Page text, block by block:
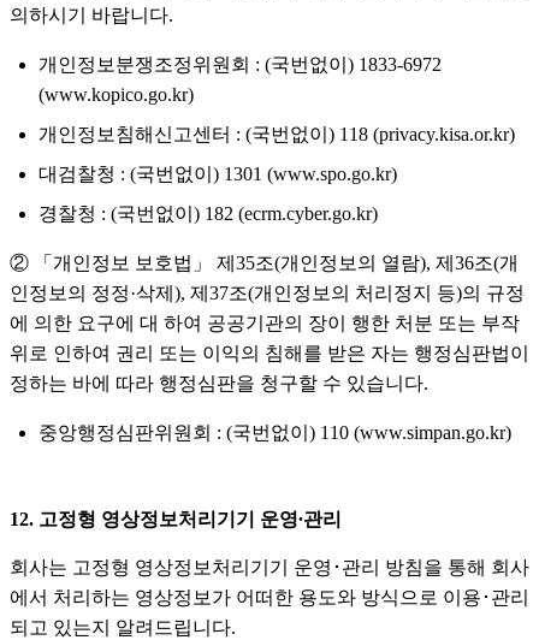
의하시기 바랍니다.
개인정보분쟁조정위원회 : (국번없이) 1833-6972
(www.kopico.go.kr)
개인정보침해신고센터 : (국번없이) 118 (privacy.kisa.or.kr)
대검찰청 : (국번없이) 1301 (www.spo.go.kr)
경찰청 : (국번없이) 182 (ecrm.cyber.go.kr)
② 「개인정보 보호법」 제35조(개인정보의 열람), 제36조(개
인정보의 정정·삭제), 제37조(개인정보의 처리정지 등)의 규정
에 의한 요구에 대 하여 공공기관의 장이 행한 처분 또는 부작
위로 인하여 권리 또는 이익의 침해를 받은 자는 행정심판법이
정하는 바에 따라 행정심판을 청구할 수 있습니다.
중앙행정심판위원회 : (국번없이) 110 (www.simpan.go.kr)
12. 고정형 영상정보처리기기 운영∙관리
회사는 고정형 영상정보처리기기 운영･관리 방침을 통해 회사
에서 처리하는 영상정보가 어떠한 용도와 방식으로 이용･관리
되고 있는지 알려드립니다.